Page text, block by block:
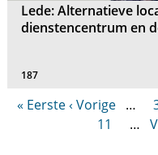
Lede: Alternatieve
dienstencentrum en
187
« Eerste‹ Vorige …
11
…